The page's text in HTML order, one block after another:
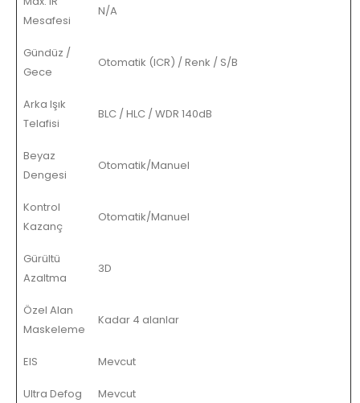
Mesafesi
N/A
Gündüz /
Gece
Otomatik (ICR) / Renk / S/B
Arka Işık
Telafisi
BLC / HLC / WDR 140dB
Beyaz
Dengesi
Otomatik/Manuel
Kontrol
Kazanç
Otomatik/Manuel
Gürültü
Azaltma
3D
Özel Alan
Maskeleme
Kadar 4 alanlar
EIS Mevcut
Ultra Defog Mevcut